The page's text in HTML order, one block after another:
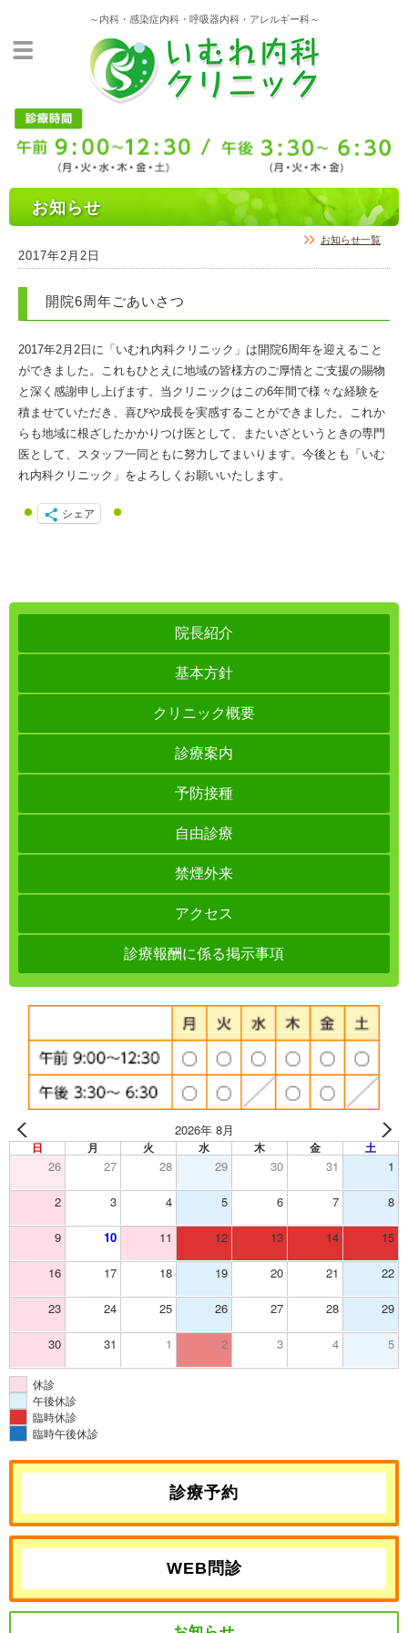
～内科・感染症内科・呼吸器内科・アレルギー科～
お知らせ
お知らせ一覧
2017年2月2日
開院6周年ごあいさつ
2017年2月2日に「いむれ内科クリニック」は開院6周年を迎えること
ができました。これもひとえに地域の皆様方のご厚情とご支援の賜物
と深く感謝申し上げます。当クリニックはこの6年間で様々な経験を
積ませていただき、喜びや成長を実感することができました。これか
らも地域に根ざしたかかりつけ医として、またいざというときの専門
医として、スタッフ一同ともに努力してまいります。今後とも「いむ
れ内科クリニック」をよろしくお願いいたします。
シェア
院長紹介
基本方針
クリニック概要
診療案内
予防接種
自由診療
禁煙外来
アクセス
診療報酬に係る掲示事項
2026年 8月
日 月 火 水 木 金 土
26 27 28 29 30 31 1
2 3 4 5 6 7 8
9 10 11 12 13 14 15
16 17 18 19 20 21 22
23 24 25 26 27 28 29
30 31 1 2 3 4 5
休診
午後休診
臨時休診
臨時午後休診
診療予約
WEB問診